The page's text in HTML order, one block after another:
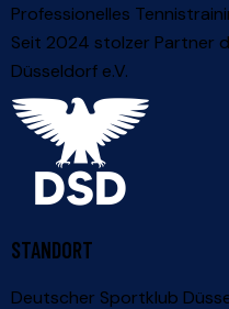
Professionelles
Seit 2024 stolzer Partner
Düsseldorf e.V.
STANDORT
Deutscher Sportklub